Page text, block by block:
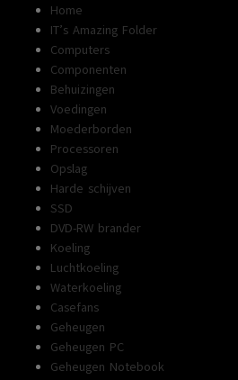
Home
IT’s Amazing Folder
Computers
Componenten
Behuizingen
Voedingen
Moederborden
Processoren
Opslag
Harde schijven
SSD
DVD-RW brander
Koeling
Luchtkoeling
Waterkoeling
Casefans
Geheugen
Geheugen PC
Geheugen Notebook